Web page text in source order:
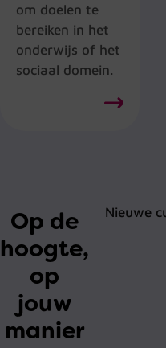
om doelen te
bereiken in het
onderwijs of het
sociaal domein.
Op de
hoogte,
op
jouw
manier
Nieuwe